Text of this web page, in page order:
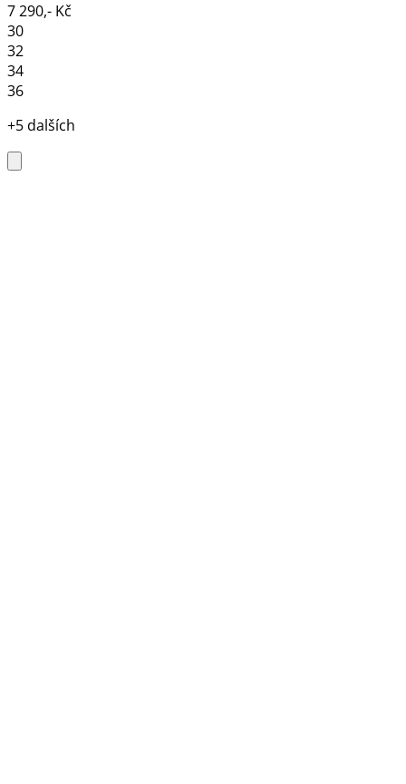
7 290,- Kč
30
32
34
36
+5 dalších